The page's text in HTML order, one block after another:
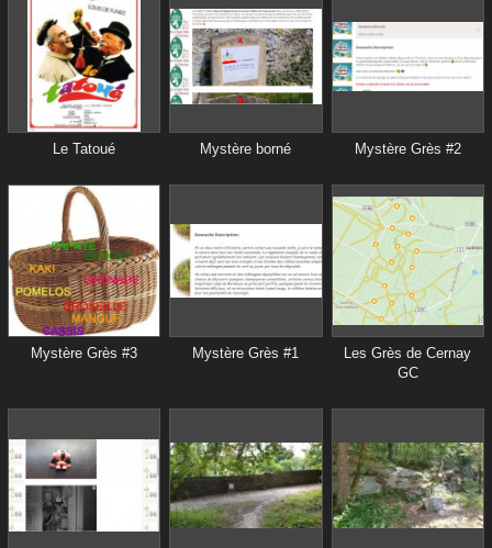
Le Tatoué Mystère borné Mystère Grès #2
Mystère Grès #3 Mystère Grès #1
Les Grès de Cernay
GC